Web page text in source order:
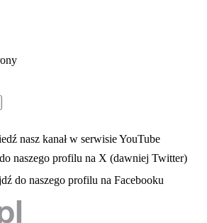
w nowej karcie
się w nowej karcie
nasz kanał w serwisie YouTube
karcie
naszego profilu na X (dawniej Twitter)
otwiera się w nowej karcie
do naszego profilu na Facebooku